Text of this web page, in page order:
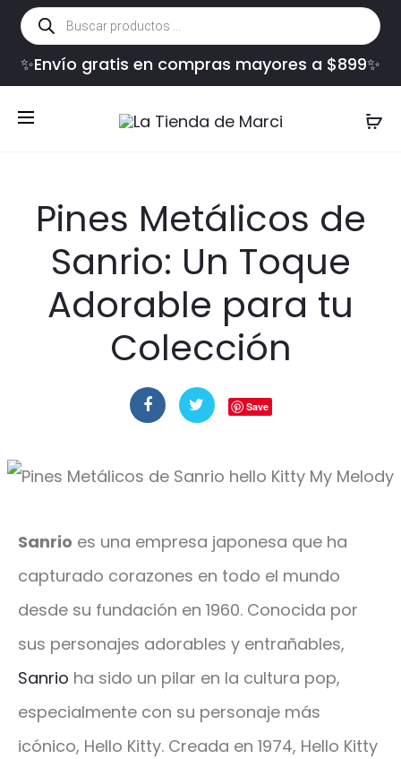
Búsqueda
de
productos
✨Envío gratis en compras mayores a $899✨
Pines Metálicos de
Sanrio: Un Toque
Adorable para tu
Colección
Save
Sanrio es una empresa japonesa que ha
capturado corazones en todo el mundo
desde su fundación en 1960. Conocida por
sus personajes adorables y entrañables,
Sanrio ha sido un pilar en la cultura pop,
especialmente con su personaje más
icónico, Hello Kitty. Creada en 1974, Hello Kitty